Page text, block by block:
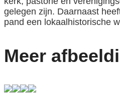
gelegen zijn. Daarnaast
pand een lokaalhistorische
Meer